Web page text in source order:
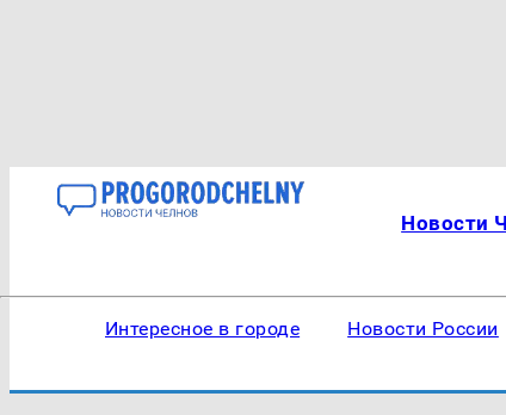
Новости
Интересное в городе Новости России